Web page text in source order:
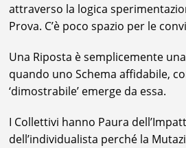
attraverso la logica
Prova. C’è poco spazio per le
Una Riposta è semplicemente
quando uno Schema affidabile,
‘dimostrabile’ emerge da essa.
I Collettivi hanno Paura
dell’individualista perché la